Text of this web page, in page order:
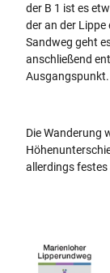
der B 1 ist es
der an der
Sandweg geht
anschließend
Ausgangspunkt.
Die Wanderung
allerdings